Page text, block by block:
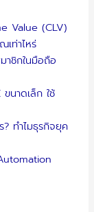
Value (CLV)
เท่าไหร่
าชิกในมือถือ
นาดเล็ก ใช้
ทำไมธุรกิจยุค